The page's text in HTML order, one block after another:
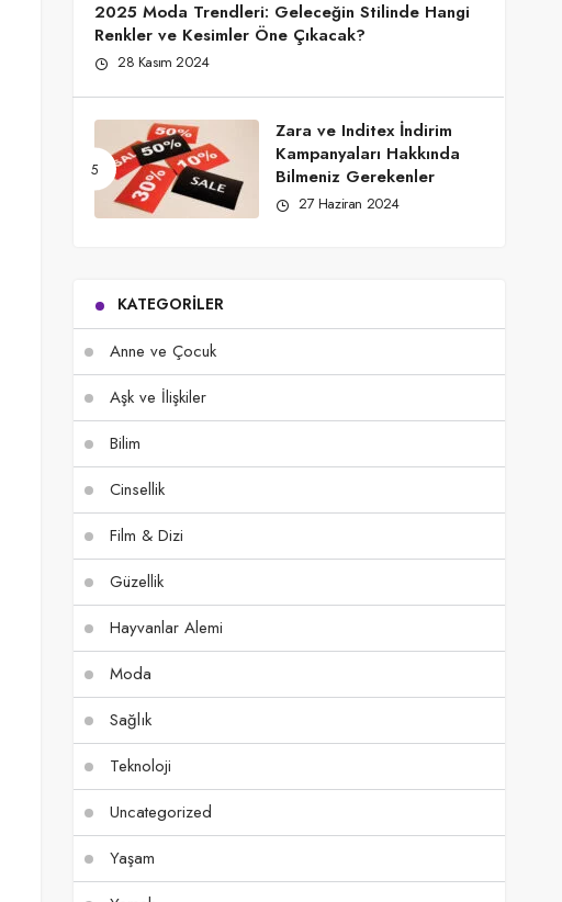
2025 Moda Trendleri: Geleceğin Stilinde Hangi
Renkler ve Kesimler Öne Çıkacak?
28 Kasım 2024
Zara ve Inditex İndirim
Kampanyaları Hakkında
Bilmeniz Gerekenler
27 Haziran 2024
KATEGORILER
Anne ve Çocuk
Aşk ve İlişkiler
Bilim
Cinsellik
Film & Dizi
Güzellik
Hayvanlar Alemi
Moda
Sağlık
Teknoloji
Uncategorized
Yaşam